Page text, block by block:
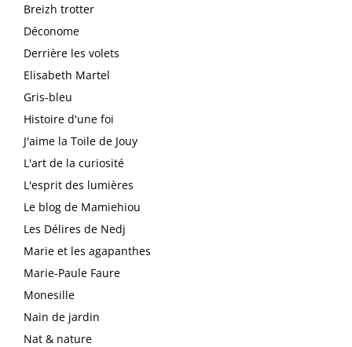
Breizh trotter
Déconome
Derrière les volets
Elisabeth Martel
Gris-bleu
Histoire d'une foi
J'aime la Toile de Jouy
L'art de la curiosité
L'esprit des lumières
Le blog de Mamiehiou
Les Délires de Nedj
Marie et les agapanthes
Marie-Paule Faure
Monesille
Nain de jardin
Nat & nature